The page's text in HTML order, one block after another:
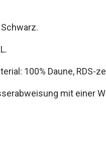
100% Daune, RDS-
mit einer